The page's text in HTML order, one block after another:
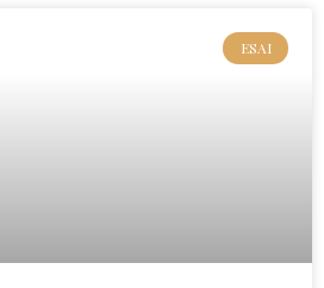
ESAI